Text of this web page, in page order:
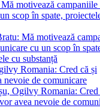
Mă motivează
cu un scop în
cu substanță
Ogilvy Romania: Cred
avea nevoie de